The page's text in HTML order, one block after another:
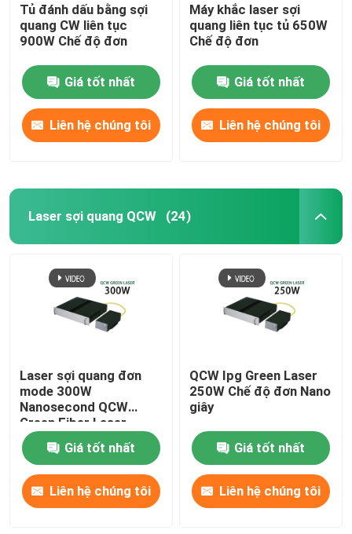
Tủ đánh dấu bằng sợi
quang CW liên tục
900W Chế độ đơn
Giá tốt nhất
Liên hệ chúng tôi
Máy khắc laser sợi
quang liên tục tủ 650W
Chế độ đơn
Giá tốt nhất
Liên hệ chúng tôi
Laser sợi quang QCW (24)
Laser sợi quang đơn
mode 300W
Nanosecond QCW
Green Fiber Laser
Giá tốt nhất
Liên hệ chúng tôi
QCW Ipg Green Laser
250W Chế độ đơn Nano
giây
Giá tốt nhất
Liên hệ chúng tôi